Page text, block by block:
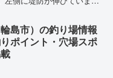
島市）の釣り場情報
ポイント・穴場スポ